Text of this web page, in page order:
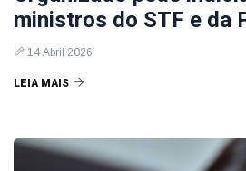
ministros do STF e da
14 Abril 2026
LEIA MAIS